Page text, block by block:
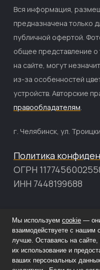
Вся информация,
предназначена только
публичной офертой.
общее представление о
на сайте, могут
из-за особенностей
устройств. Авторские
правообладателям.
г. Челябинск, ул.
Политика
ОГРН
ИНН 7448199688
Главная
Каталог
О компании
Мы используем cookie —
взаимодействуете с нашим
лучше. Оставаясь на
их использование и
ваших персональных